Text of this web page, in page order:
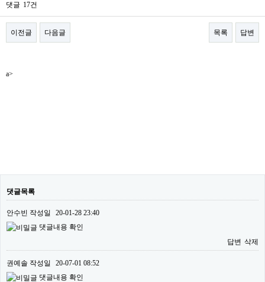
댓글 17건
이전글 다음글 목록 답변
a>
댓글목록
안수빈 작성일
20-01-28 23:40
댓글내용 확인
답변 삭제
권예솔 작성일
20-07-01 08:52
댓글내용 확인